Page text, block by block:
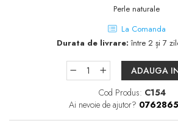
Perle naturale
La Comanda
Durata de livrare: între 2 și 7
ADAUGA
Cod Produs: C154
Ai nevoie de ajutor?